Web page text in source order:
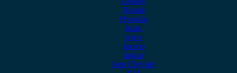
Honda
Hyundai
Isuzu
iveco
Jaecoo
Jaguar
Jeep Chrysler